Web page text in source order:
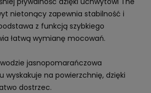
nietonący zapewnia stabilność i
z funkcją szybkiego
łatwą wymianę mocowań.
jasnopomarańczowa
wyskakuje na powierzchnię, dzięki
dostrzec.